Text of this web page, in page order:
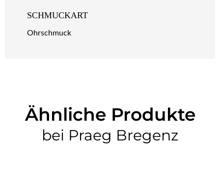
SCHMUCKART
Ohrschmuck
Ähnliche Produkte
bei Praeg Bregenz